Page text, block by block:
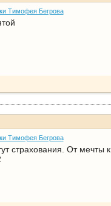
Тимофея Бегрова
Тимофея Бегрова
страхования. От мечты к